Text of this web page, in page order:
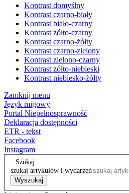
Kontrast domyślny
Kontrast czarno-biały
Kontrast biało-czarny
Kontrast żółto-czarny
Kontrast czarno-żółty
Kontrast czarno-zielony
Kontrast zielono-czarny
Kontrast żółto-niebieski
Kontrast niebiesko-żółty
Zamknij menu
Język migowy
Portal Niepełnosprawność
Deklaracja dostępności
ETR - tekst
Facebook
Instagram
Szukaj
szukaj artykułów i wydarzeń
Wyszukaj